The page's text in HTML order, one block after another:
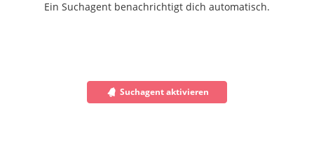
Ein Suchagent benachrichtigt dich automatisch.
Suchagent aktivieren